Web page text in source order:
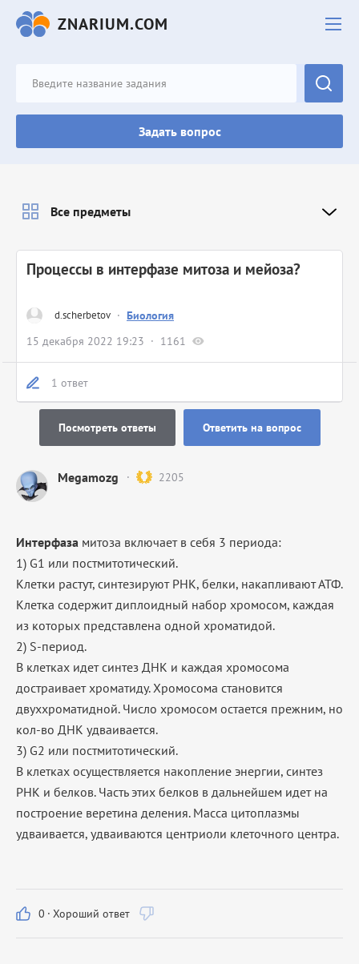
ZNARIUM.COM
Задать вопрос
d.scherbetov · Биология
15 декабря 2022 19:23
1161
Процессы в интерфазе митоза и мейоза?
1 ответ
Посмотреть ответы Ответить на вопрос
Megamozg 2205
Интерфаза митоза включает в себя 3 периода:
1) G1 или постмитотический.
Клетки растут, синтезируют РНК, белки, накапливают АТФ.
Клетка содержит диплоидный набор хромосом, каждая
из которых представлена одной хроматидой.
2) S-период.
В клетках идет синтез ДНК и каждая хромосома
достраивает хроматиду. Хромосома становится
двуххроматидной. Число хромосом остается прежним, но
кол-во ДНК удваивается.
3) G2 или постмитотический.
В клетках осуществляется накопление энергии, синтез
РНК и белков. Часть этих белков в дальнейшем идет на
построение веретина деления. Масса цитоплазмы
удваивается, удваиваются центриоли клеточного центра.
0 · Хороший ответ
Все предметы